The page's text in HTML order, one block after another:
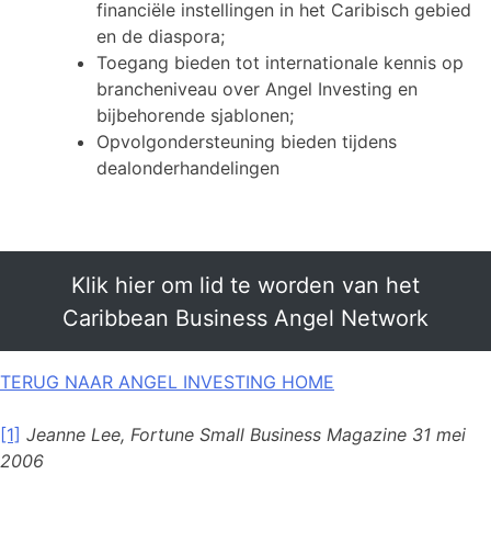
financiële instellingen in het Caribisch gebied
en de diaspora;
Toegang bieden tot internationale kennis op
brancheniveau over Angel Investing en
bijbehorende sjablonen;
Opvolgondersteuning bieden tijdens
dealonderhandelingen
Klik hier om lid te worden van het
Caribbean Business Angel Network
TERUG NAAR ANGEL INVESTING HOME
[1] Jeanne Lee, Fortune Small Business Magazine 31 mei
2006